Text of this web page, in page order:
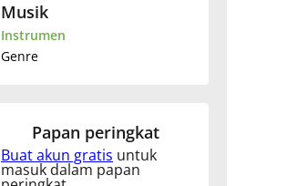
हिन्दी
Musik
Instrumen
Genre
Papan peringkat
Buat akun gratis untuk
masuk dalam papan